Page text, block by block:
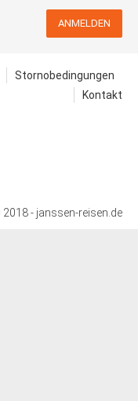
ANMELDEN
Stornobedingungen
Kontakt
- janssen-reisen.de